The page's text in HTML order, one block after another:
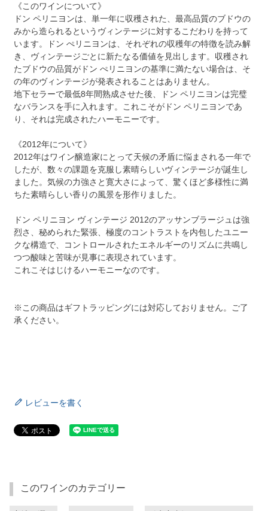
《このワインについて》
ドン ペリニヨンは、単一年に収穫された、最高品質のブドウの
みから造られるというヴィンテージに対するこだわりを持って
います。ドン ぺリニヨンは、それぞれの収穫年の特徴を読み解
き、ヴィンテージごとに新たなる価値を見出します。収穫され
たブドウの品質がドン ぺリニヨンの基準に満たない場合は、そ
の年のヴィンテージが発表されることはありません。
地下セラーで最低8年間熟成させた後、ドン ペリニヨンは完璧
なバランスを手に入れます。これこそがドン ペリニヨンであ
り、それは完成されたハーモニーです。
《2012年について》
2012年はワイン醸造家にとって天候の矛盾に悩まされる一年で
したが、数々の課題を克服し素晴らしいヴィンテージが誕生し
ました。気候の力強さと寛大さによって、驚くほど多様性に満
ちた素晴らしい香りの風景を形作りました。
ドン ペリニヨン ヴィンテージ 2012のアッサンブラージュは強
烈さ、秘められた緊張、極度のコントラストを内包したユニー
クな構造で、コントロールされたエネルギーのリズムに共鳴し
つつ酸味と苦味が見事に表現されています。
これこそはじけるハーモニーなのです。
※この商品はギフトラッピングには対応しておりません。ご了
承ください。
レビューを書く
このワインのカテゴリー